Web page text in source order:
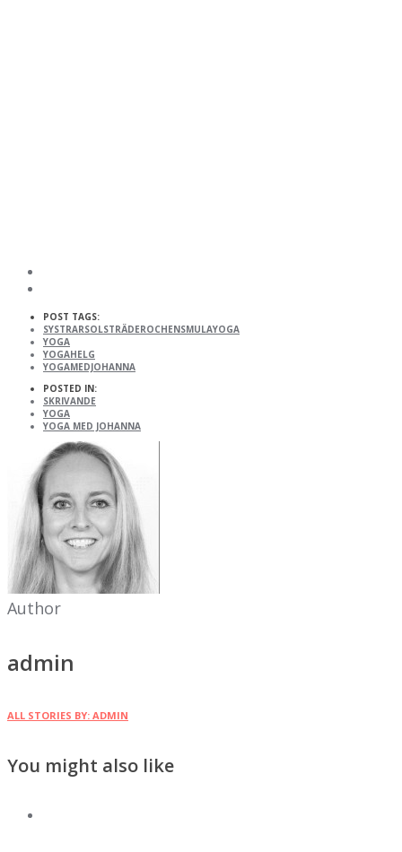
POST TAGS:
SYSTRARSOLSTRÄDEROCHENSMULAYOGA
YOGA
YOGAHELG
YOGAMEDJOHANNA
POSTED IN:
SKRIVANDE
YOGA
YOGA MED JOHANNA
Author
admin
ALL STORIES BY: ADMIN
You might also like